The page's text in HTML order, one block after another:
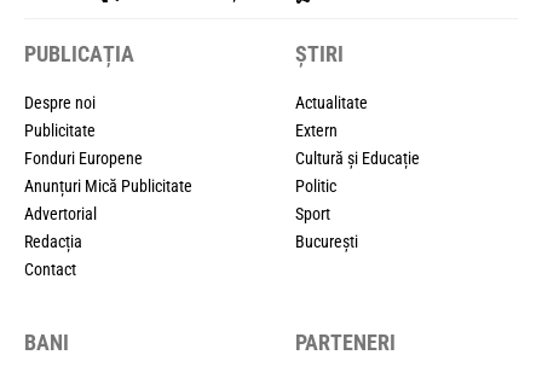
PUBLICAȚIA
Despre noi
Publicitate
Fonduri Europene
Anunțuri Mică Publicitate
Advertorial
Redacția
Contact
ȘTIRI
Actualitate
Extern
Cultură și Educație
Politic
Sport
București
BANI PARTENERI